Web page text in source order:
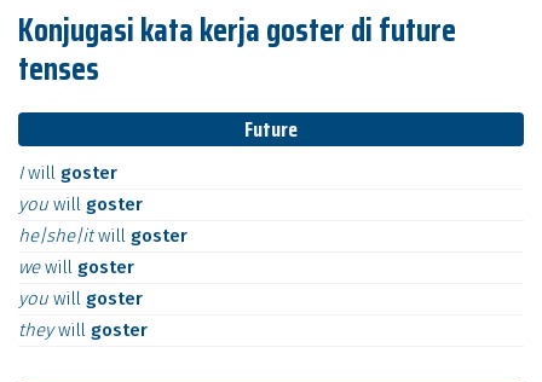
Konjugasi kata kerja goster di future
tenses
Future
Iwill goster
you will goster
he|she|itwill goster
wewill goster
you will goster
theywill goster